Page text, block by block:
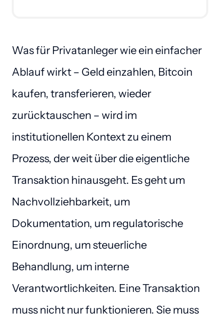
Was für Privatanleger wie ein einfacher
Ablauf wirkt – Geld einzahlen, Bitcoin
kaufen, transferieren, wieder
zurücktauschen – wird im
institutionellen Kontext zu einem
Prozess, der weit über die eigentliche
Transaktion hinausgeht. Es geht um
Nachvollziehbarkeit, um
Dokumentation, um regulatorische
Einordnung, um steuerliche
Behandlung, um interne
Verantwortlichkeiten. Eine Transaktion
muss nicht nur funktionieren. Sie muss